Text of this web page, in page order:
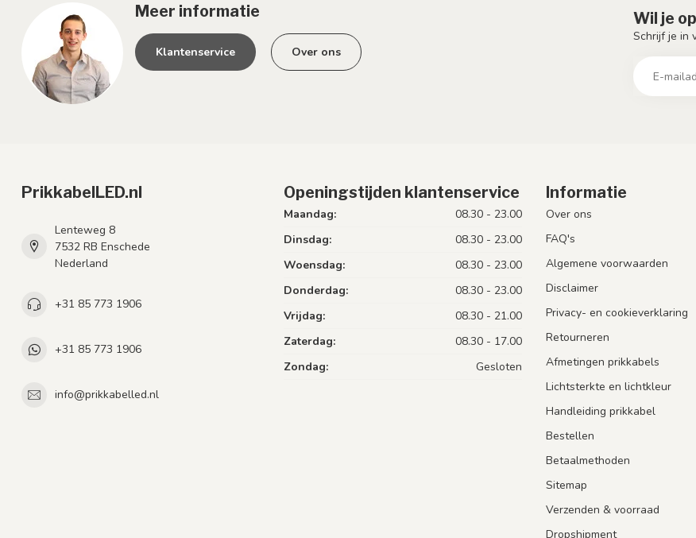
Meer informatie
Klantenservice Over ons
Wil je
Schrijf je in
PrikkabelLED.nl
Lenteweg 8
7532 RB Enschede
Nederland
+31 85 773 1906
+31 85 773 1906
info@prikkabelled.nl
Openingstijden klantenservice
Maandag:
08.30 - 23.00
Dinsdag:
08.30 - 23.00
Woensdag:
08.30 - 23.00
Donderdag:
08.30 - 23.00
Vrijdag:
08.30 - 21.00
Zaterdag:
08.30 - 17.00
Zondag:
Gesloten
Informatie
Over ons
FAQ's
Algemene voorwaarden
Disclaimer
Privacy- en cookieverklaring
Retourneren
Afmetingen prikkabels
Lichtsterkte en lichtkleur
Handleiding prikkabel
Bestellen
Betaalmethoden
Sitemap
Verzenden & voorraad
Dropshipment